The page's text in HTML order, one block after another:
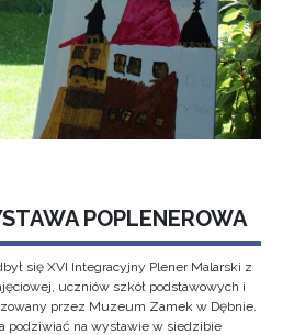
POPLENEROWA
się XVI Integracyjny Plener Malarski z
uczniów szkół podstawowych i
przez Muzeum Zamek w Dębnie.
podziwiać na wystawie w siedzibie